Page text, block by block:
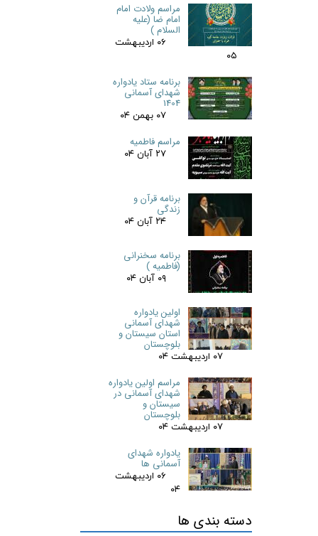
مراسم ولادت امام
امام ضا (علیه
السلام )
۰۶ اردیبهشت
۰۵
برنامه ستاد یادواره
شهدای آسمانی
1404
۰۷ بهمن ۰۴
مراسم فاطمیه
۲۷ آبان ۰۴
برنامه قرآن و
زندگی
۲۴ آبان ۰۴
برنامه سخنرانی
(فاطمیه )
۰۹ آبان ۰۴
اولین یادواره
شهدای آسمانی
استان سیستان و
بلوچستان
۰۷ اردیبهشت ۰۴
مراسم اولین یادواره
شهدای آسمانی در
سیستان و
بلوچستان
۰۷ اردیبهشت ۰۴
یادواره شهدای
آسمانی ها
۰۶ اردیبهشت
۰۴
دسته بندی ها